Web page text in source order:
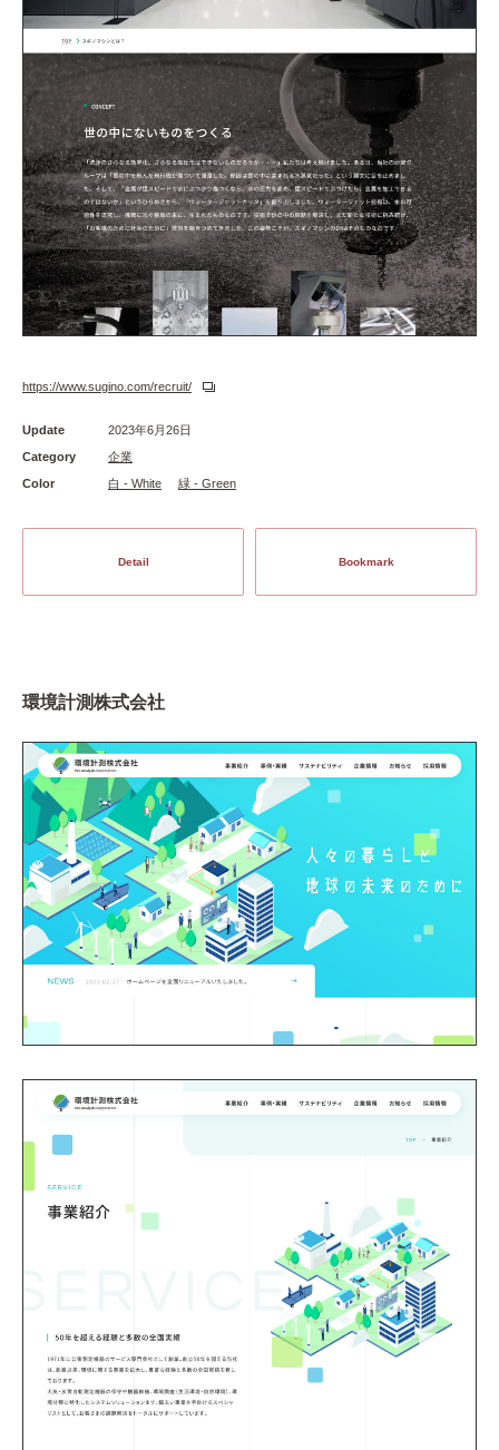
https://www.sugino.com/recruit/
Update
2023年6月26日
Category
企業
Color
白 - White 緑 - Green
Detail Bookmark
環境計測株式会社